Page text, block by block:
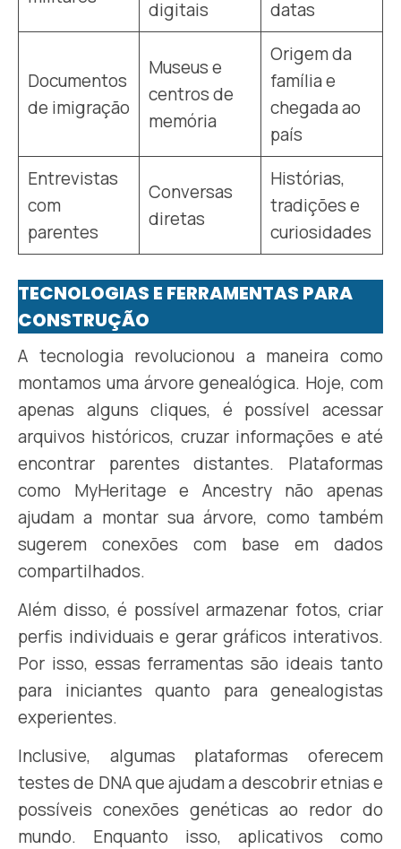
digitais
datas
Documentos
de imigração
Museus e
centros de
memória
Origem da
família e
chegada ao
país
Entrevistas
com
parentes
Conversas
diretas
Histórias,
tradições e
curiosidades
TECNOLOGIAS E FERRAMENTAS PARA
CONSTRUÇÃO
A tecnologia revolucionou a maneira como
montamos uma árvore genealógica. Hoje, com
apenas alguns cliques, é possível acessar
arquivos históricos, cruzar informações e até
encontrar parentes distantes. Plataformas
como MyHeritage e Ancestry não apenas
ajudam a montar sua árvore, como também
sugerem conexões com base em dados
compartilhados.
Além disso, é possível armazenar fotos, criar
perfis individuais e gerar gráficos interativos.
Por isso, essas ferramentas são ideais tanto
para iniciantes quanto para genealogistas
experientes.
Inclusive, algumas plataformas oferecem
testes de DNA que ajudam a descobrir etnias e
possíveis conexões genéticas ao redor do
mundo. Enquanto isso, aplicativos como